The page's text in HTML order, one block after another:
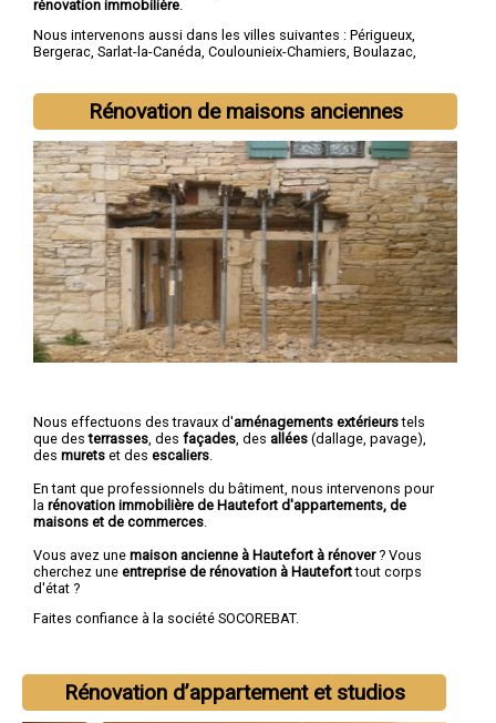
rénovation immobilière
Nous intervenons aussi dans les villes suivantes : Périgueux,
Bergerac, Sarlat-la-Canéda, Coulounieix-Chamiers, Boulazac,
Rénovation de maisons anciennes
Nous effectuons des travaux d'aménagements extérieurstels
que desterrasses , des façades , des allées (dallage, pavage),
des murets et des escaliers
En tant que professionnels du bâtiment, nous intervenons pour
la rénovation immobilière de Hautefort d'appartements, de
maisons et de commerces
Vous avez une maison ancienne à Hautefort à rénover? Vous
cherchez une entreprise de rénovation à Hauteforttout corps
d'état ?
Faites confiance à la société SOCOREBAT.
Rénovation d’appartement et studios